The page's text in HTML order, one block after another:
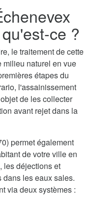
ce ?
le traitement de cette
milieu naturel en vue
étapes du
l'assainissement
de les collecter
avant rejet dans la
permet également
de votre ville en
les déjections et
les eaux sales.
via deux systèmes :